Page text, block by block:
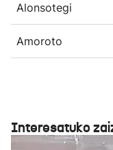
Alonsotegi
Amoroto
Interesatuko